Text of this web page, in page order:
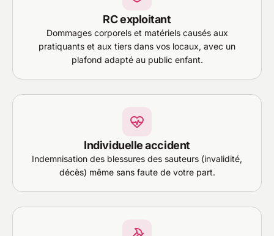
RC exploitant
Dommages corporels et matériels causés aux
pratiquants et aux tiers dans vos locaux, avec un
plafond adapté au public enfant.
Individuelle accident
Indemnisation des blessures des sauteurs (invalidité,
décès) même sans faute de votre part.